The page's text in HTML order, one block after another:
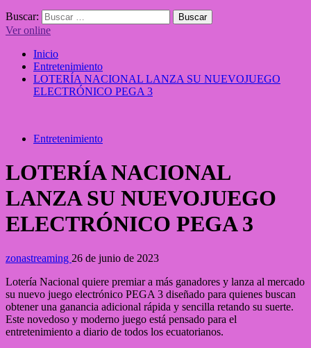
Buscar:
Ver online
Inicio
Entretenimiento
LOTERÍA NACIONAL LANZA SU NUEVOJUEGO
ELECTRÓNICO PEGA 3
Entretenimiento
LOTERÍA NACIONAL
LANZA SU NUEVOJUEGO
ELECTRÓNICO PEGA 3
zonastreaming 26 de junio de 2023
Lotería Nacional quiere premiar a más ganadores y lanza al mercado
su nuevo juego electrónico PEGA 3 diseñado para quienes buscan
obtener una ganancia adicional rápida y sencilla retando su suerte.
Este novedoso y moderno juego está pensado para el
entretenimiento a diario de todos los ecuatorianos.